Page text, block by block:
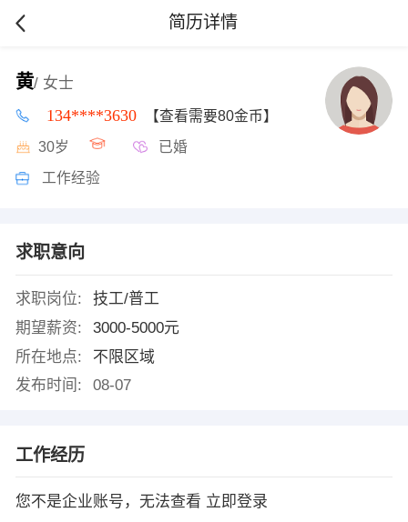
简历详情
黄/ 女士
134****3630 【查看需要80金币】
30岁 已婚
工作经验
求职意向
求职岗位:
技工/普工
期望薪资:
3000-5000元
所在地点:
不限区域
发布时间:
08-07
工作经历
您不是企业账号，无法查看 立即登录